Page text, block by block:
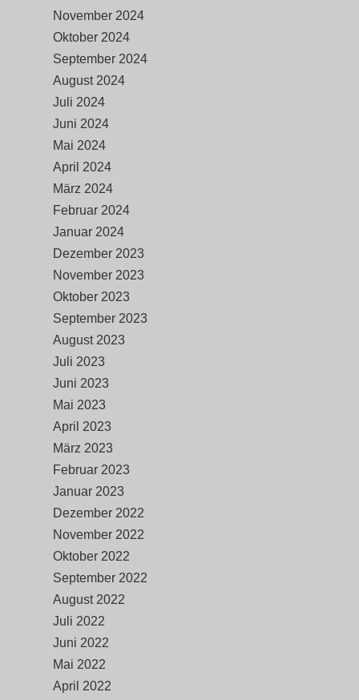
November 2024
Oktober 2024
September 2024
August 2024
Juli 2024
Juni 2024
Mai 2024
April 2024
März 2024
Februar 2024
Januar 2024
Dezember 2023
November 2023
Oktober 2023
September 2023
August 2023
Juli 2023
Juni 2023
Mai 2023
April 2023
März 2023
Februar 2023
Januar 2023
Dezember 2022
November 2022
Oktober 2022
September 2022
August 2022
Juli 2022
Juni 2022
Mai 2022
April 2022